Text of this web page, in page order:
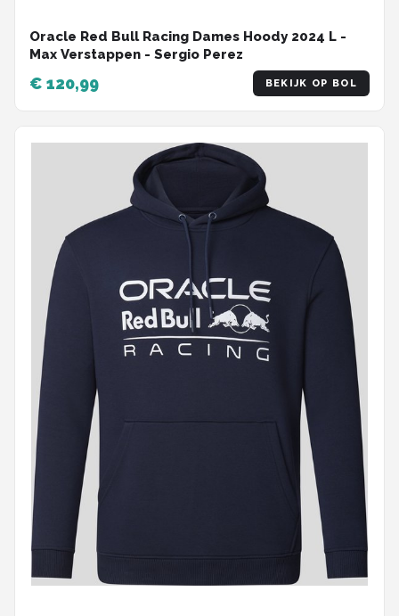
Oracle Red Bull Racing Dames Hoody 2024 L -
Max Verstappen - Sergio Perez
€ 120,99 BEKIJK OP BOL